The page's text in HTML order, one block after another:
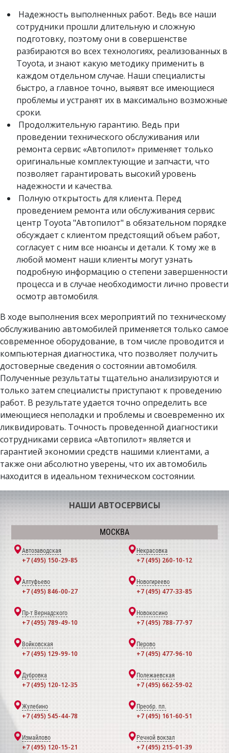
Надежность выполненных работ. Ведь все наши
сотрудники прошли длительную и сложную
подготовку, поэтому они в совершенстве
разбираются во всех технологиях, реализованных в
Toyota, и знают какую методику применить в
каждом отдельном случае. Наши специалисты
быстро, а главное точно, выявят все имеющиеся
проблемы и устранят их в максимально возможные
сроки.
Продолжительную гарантию. Ведь при
проведении технического обслуживания или
ремонта сервис «Автопилот» применяет только
оригинальные комплектующие и запчасти, что
позволяет гарантировать высокий уровень
надежности и качества.
Полную открытость для клиента. Перед
проведением ремонта или обслуживания сервис
центр Toyota "Автопилот" в обязательном порядке
обсуждает с клиентом предстоящий объем работ,
согласует с ним все нюансы и детали. К тому же в
любой момент наши клиенты могут узнать
подробную информацию о степени завершенности
процесса и в случае необходимости лично провести
осмотр автомобиля.
В ходе выполнения всех мероприятий по техническому
обслуживанию автомобилей применяется только самое
современное оборудование, в том числе проводится и
компьютерная диагностика, что позволяет получить
достоверные сведения о состоянии автомобиля.
Полученные результаты тщательно анализируются и
только затем специалисты приступают к проведению
работ. В результате удается точно определить все
имеющиеся неполадки и проблемы и своевременно их
ликвидировать. Точность проведенной диагностики
сотрудниками сервиса «Автопилот» является и
гарантией экономии средств нашими клиентами, а
также они абсолютно уверены, что их автомобиль
находится в идеальном техническом состоянии.
НАШИ АВТОСЕРВИСЫ
МОСКВА
Автозаводская
+7 (495) 150-29-85
Некрасовка
+7 (495) 260-10-12
Алтуфьево
+7 (495) 846-00-27
Новогиреево
+7 (495) 477-33-85
Пр-т Вернадского
+7 (495) 789-49-10
Новокосино
+7 (495) 788-77-97
Войковская
+7 (495) 129-99-10
Перово
+7 (495) 477-96-10
Дубровка
+7 (495) 120-12-35
Полежаевская
+7 (495) 662-59-02
Жулебино
+7 (495) 545-44-78
Преобр. пл.
+7 (495) 161-60-51
Измайлово
+7 (495) 120-15-21
Речной вокзал
+7 (495) 215-01-39